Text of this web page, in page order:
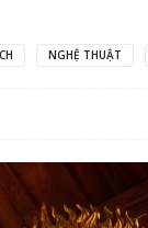
NGHỆ THUẬT